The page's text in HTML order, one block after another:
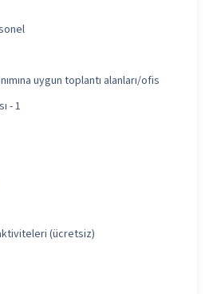
uygun toplantı alanları/ofis
- 1
(ücretsiz)